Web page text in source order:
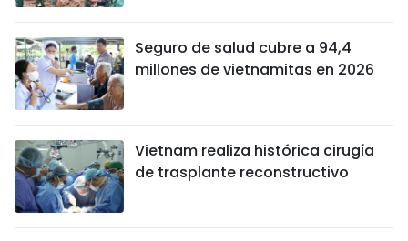
Seguro de salud cubre a 94,4
millones de vietnamitas en 2026
Vietnam realiza histórica cirugía
de trasplante reconstructivo